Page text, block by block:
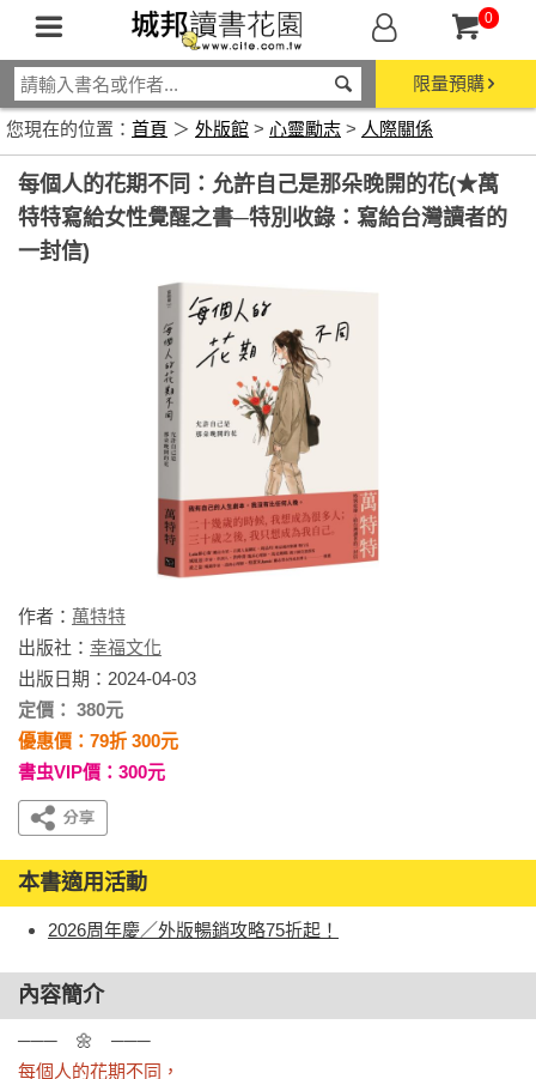
0
限量預購
您現在的位置： 首頁 ＞ 外版館 > 心靈勵志 > 人際關係
每個人的花期不同：允許自己是那朵晚開的花(★萬
特特寫給女性覺醒之書─特別收錄：寫給台灣讀者的
一封信)
作者： 萬特特
出版社： 幸福文化
出版日期：2024-04-03
定價： 380元
優惠價：79折 300元
書虫VIP價：300元
本書適用活動
2026周年慶／外版暢銷攻略75折起！
內容簡介
每個人的花期不同，